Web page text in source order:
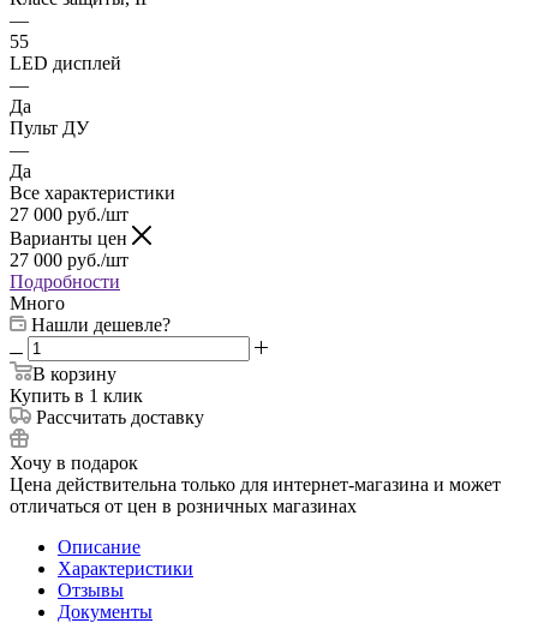
—
55
LED дисплей
—
Да
Пульт ДУ
—
Да
Все характеристики
27 000 руб./шт
Варианты цен
27 000 руб./шт
Подробности
Много
Нашли дешевле?
В корзину
Купить в 1 клик
Рассчитать доставку
Хочу в подарок
Цена действительна только для интернет-магазина и может
отличаться от цен в розничных магазинах
Описание
Характеристики
Отзывы
Документы